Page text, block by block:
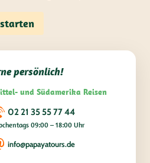
persönlich!
und Südamerika Reisen
02 21 35 55 77 44
09:00 – 18:00 Uhr
info@papayatours.de